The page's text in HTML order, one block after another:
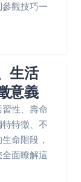
觀技巧一
生活
意義
性、壽命
特徵、不
命階段，
面瞭解這